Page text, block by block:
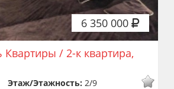
6 350 000
/ 2-к квартира,
Этаж/Этажность:2/9